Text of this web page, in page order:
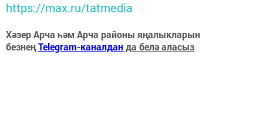
https://max.ru/tatmedia
Хәзер Арча һәм Арча районы яңалыкларын
безнеңTelegram-каналданда белә аласыз